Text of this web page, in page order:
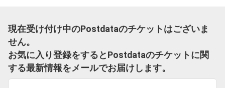
現在受け付け中のPostdataのチケットはございま
せん。
お気に入り登録をするとPostdataのチケットに関
する最新情報をメールでお届けします。